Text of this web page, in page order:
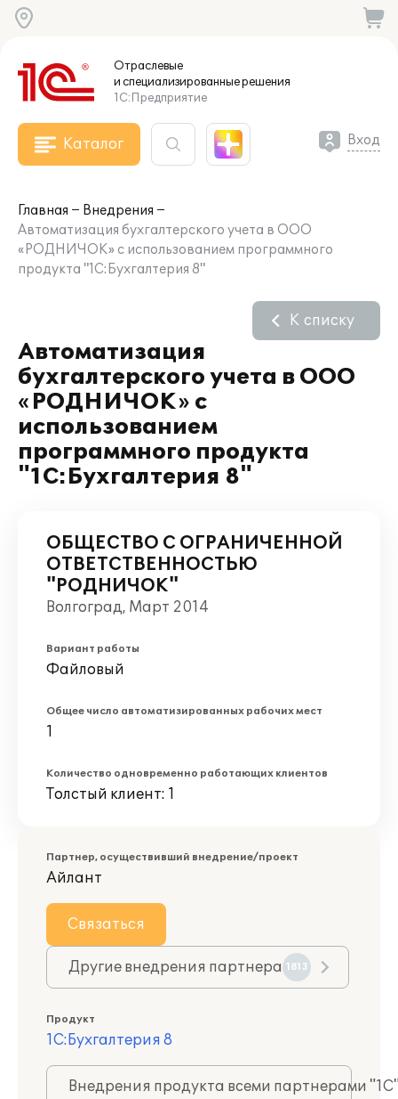
Отраслевые
и специализированныерешения
1С:Предприятие
Каталог Вход
Главная
Внедрения
Автоматизация бухгалтерского учета в ООО
«РОДНИЧОК» с использованием программного
продукта "1С:Бухгалтерия 8"
Автоматизация
бухгалтерского учета в ООО
«РОДНИЧОК» с
использованием
программного продукта
"1С:Бухгалтерия 8"
К списку
ОБЩЕСТВО С ОГРАНИЧЕННОЙ
ОТВЕТСТВЕННОСТЬЮ
"РОДНИЧОК"
Волгоград, Март 2014
Вариант работы
Файловый
Общее число автоматизированных рабочих мест
1
Количество одновременно работающих клиентов
Толстый клиент: 1
Партнер, осуществивший внедрение/проект
Айлант
Связаться
Другие внедрения партнера 1813
Продукт
1С:Бухгалтерия 8
Внедрения продукта всеми партнерами